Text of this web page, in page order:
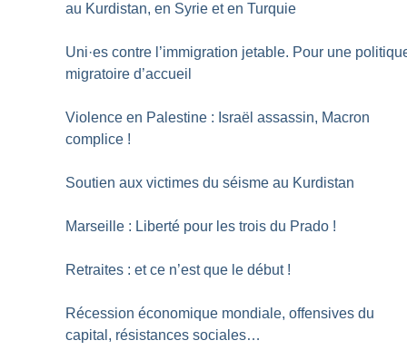
au Kurdistan, en Syrie et en Turquie
Uni·es contre l’immigration jetable. Pour une
migratoire d’accueil
Violence en Palestine : Israël assassin, Macron
complice !
Soutien aux victimes du séisme au Kurdistan
Marseille : Liberté pour les trois du Prado !
Retraites : et ce n’est que le début !
Récession économique mondiale, offensives du
capital, résistances sociales…